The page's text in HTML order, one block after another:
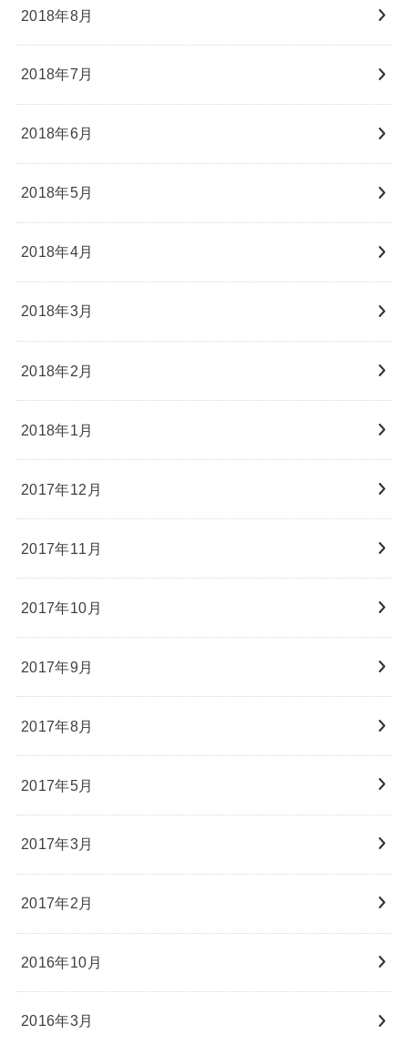
2018年8月
2018年7月
2018年6月
2018年5月
2018年4月
2018年3月
2018年2月
2018年1月
2017年12月
2017年11月
2017年10月
2017年9月
2017年8月
2017年5月
2017年3月
2017年2月
2016年10月
2016年3月